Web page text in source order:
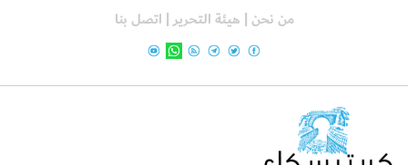
من نحن | هيئة التحرير | اتصل بنا